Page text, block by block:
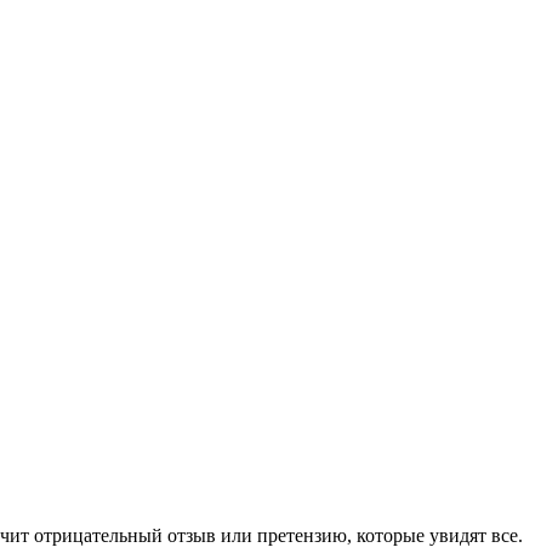
отрицательный отзыв или претензию, которые увидят все.